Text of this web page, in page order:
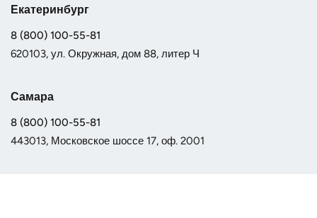
Екатеринбург
8 (800) 100-55-81
620103, ул. Окружная, дом 88, литер Ч
Самара
8 (800) 100-55-81
443013, Московское шоссе 17, оф. 2001